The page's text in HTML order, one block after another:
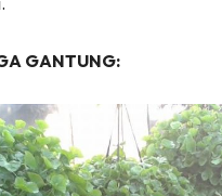
High Rise
Landed
Video
GANTUNG: